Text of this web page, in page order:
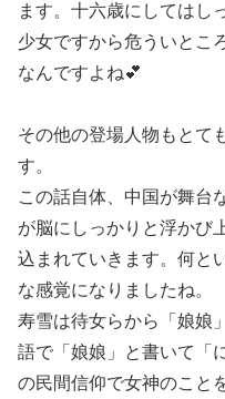
ます。十六歳にしてはし
少女ですから危ういとこ
なんですよね💕
その他の登場人物もとて
す。
この話自体、中国が舞台
が脳にしっかりと浮かび
込まれていきます。何と
な感覚になりましたね。
寿雪は待女らから「娘娘
語で「娘娘」と書いて「
の民間信仰で女神のこと